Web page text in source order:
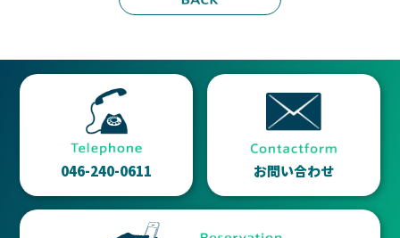
046-240-0611 お問い合わせ